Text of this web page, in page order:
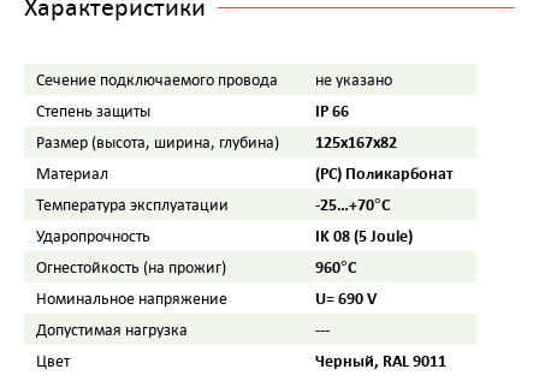
Сечение подключаемого провода
не указано
Степень защиты
IP 66
Размер (высота, ширина, глубина) 125x167x82
Материал (PC) Поликарбонат
Температура эксплуатации -25…+70°С
Ударопрочность IK 08 (5 Joule)
Огнестойкость (на прожиг) 960°C
Номинальное напряжение U= 690 V
Допустимая нагрузка ---
Цвет Черный, RAL 9011